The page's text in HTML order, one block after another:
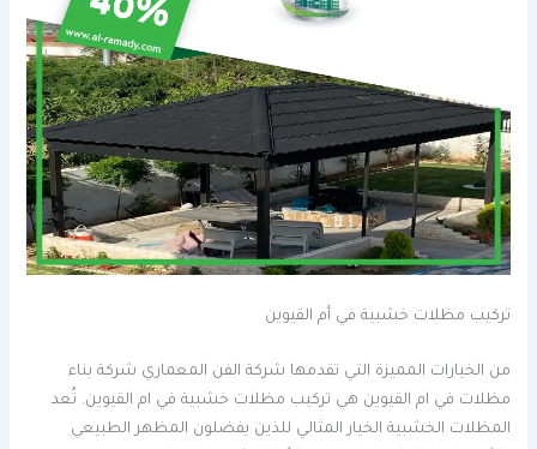
تركيب مظلات خشبية في أم القيوين
من الخيارات المميزة التي تقدمها شركة الفن المعماري شركة بناء
مظلات في ام القيوين هي تركيب مظلات خشبية في ام القيوين. تُعد
المظلات الخشبية الخيار المثالي للذين يفضلون المظهر الطبيعي